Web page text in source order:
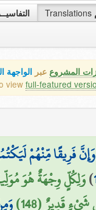
Translations
المشروع عبر الواجهة
viewfull-featured
فَرِيقًا مِّنْهُمْ
)وَلِكُلٍّ وِجْهَةٌ هُوَ
قَدِيرٌ (148)